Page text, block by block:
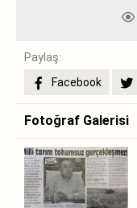
Paylaş:
Facebook
Fotoğraf Galerisi